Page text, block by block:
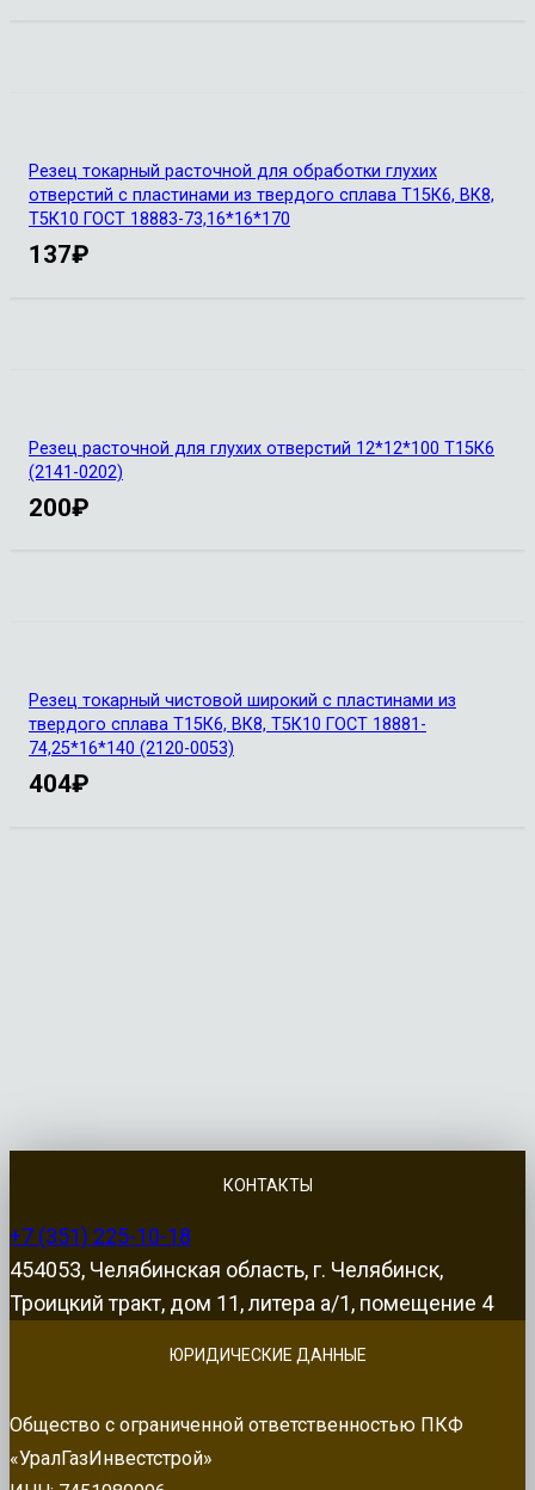
Резец токарный расточной для обработки глухих
отверстий с пластинами из твердого сплава Т15К6, ВК8,
Т5К10 ГОСТ 18883-73,16*16*170
137₽
Резец расточной для глухих отверстий 12*12*100 Т15К6
(2141-0202)
200₽
Резец токарный чистовой широкий с пластинами из
твердого сплава Т15К6, ВК8, Т5К10 ГОСТ 18881-
74,25*16*140 (2120-0053)
404₽
КОНТАКТЫ
+7 (351) 225-10-18
454053, Челябинская область, г. Челябинск,
Троицкий тракт, дом 11, литера а/1, помещение 4
ЮРИДИЧЕСКИЕ ДАННЫЕ
Общество с ограниченной ответственностью ПКФ
«УралГазИнвестстрой»